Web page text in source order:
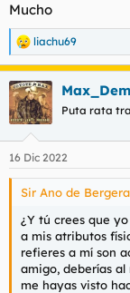
Mucho
R
e
a
c
c
i
e
s
liachu69
Puta rata
16 Dic 2022
Sir Ano de
¿Y tú crees que
a mis atributos
refieres a mí son
amigo, deberías
me hayas visto